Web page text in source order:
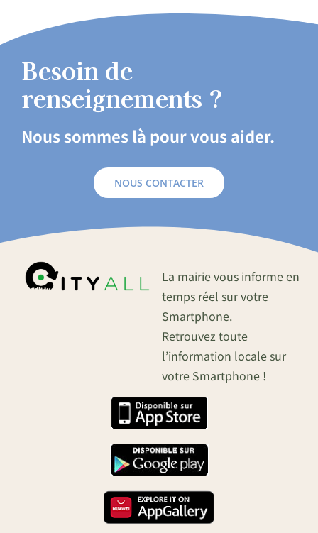
Besoin de
renseignements ?
Nous sommes là pour vous aider.
NOUS CONTACTER
La mairie vous informe en
temps réel sur votre
Smartphone.
Retrouvez toute
l’information locale sur
votre Smartphone !